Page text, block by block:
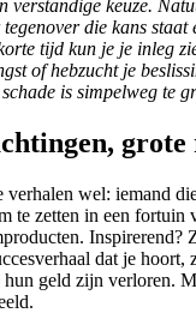
verstandige keuze.
die kans staat
tijd kun je je inleg
of hebzucht je
is simpelweg te
verhalen wel: iemand
te zetten in een fortuin
Inspirerend?
dat je hoort,
geld zijn verloren.